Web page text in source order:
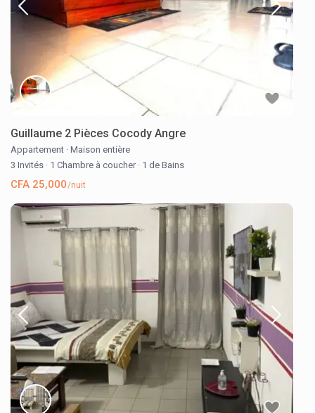
Guillaume 2 Pièces Cocody Angre
Appartement · Maison entière
3 Invités · 1 Chambre à coucher · 1 de Bains
CFA 25,000/nuit